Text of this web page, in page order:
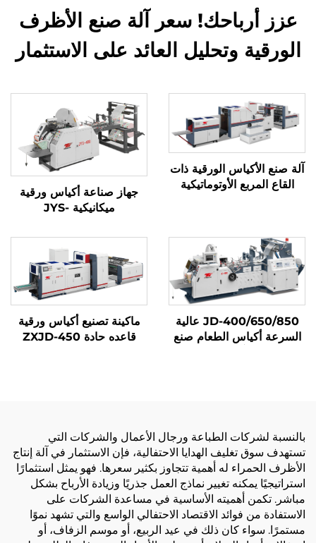
عزز أرباحك! سعر آلة صنع الأظرف
الورقية وتحليل العائد على الاستثمار
آلة صنع الأكياس الورقية ذات
القاع المربع الأوتوماتيكية
جهاز صناعة أكياس ورقية
ميكانيكية JYS-
JD-400/650/850 عالية
السرعة أكياس الطعام صنع
ماكينة تصنيع أكياس ورقية
قاعده حادة ZXJD-450
بالنسبة لشركات الطباعة ورجال الأعمال والشركات التي
تستهدف سوق تغليف الهدايا الاحتفالية، فإن الاستثمار في آلة إنتاج
الأظرف الحمراء له أهمية تتجاوز بكثير سعرها. فهو يمثل استثمارًا
استراتيجيًا يمكنه تغيير نماذج العمل جذريًا وزيادة الأرباح بشكل
مباشر. تكمن أهميته الأساسية في مساعدة الشركات على
الاستفادة من فوائد الاقتصاد الاحتفالي الواسع والتي تشهد نموًا
مستمرًا. سواء كان ذلك في عيد الربيع، أو موسم الزفاف، أو